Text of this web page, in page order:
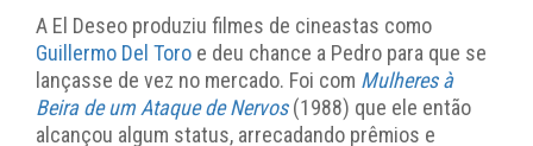
A El Deseo produziu filmes de cineastas como
Guillermo Del Toro e deu chance a Pedro para que se
lançasse de vez no mercado. Foi com Mulheres à
Beira de um Ataque de Nervos (1988) que ele então
alcançou algum status, arrecadando prêmios e